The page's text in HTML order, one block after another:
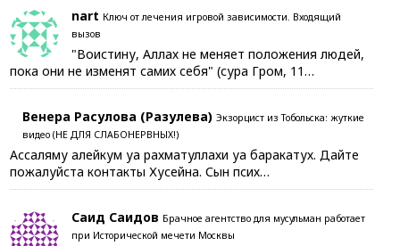
nart Ключ от лечения игровой зависимости. Входящий
вызов
"Воистину, Аллах не меняет положения людей,
пока они не изменят самих себя" (сура Гром, 11…
Венера Расулова (Разулева) Экзорцист из Тобольска: жуткие
видео (НЕ ДЛЯ СЛАБОНЕРВНЫХ!)
Ассаляму алейкум уа рахматуллахи уа баракатух. Дайте
пожалуйста контакты Хусейна. Сын псих…
Саид Саидов Брачное агентство для мусульман работает
при Исторической мечети Москвы